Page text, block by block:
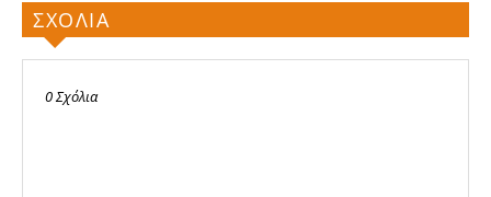
ΣΧΟΛΙΑ
0 Σχόλια